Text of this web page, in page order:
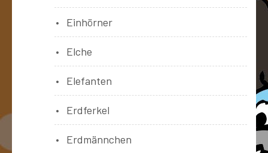
Einhörner
Elche
Elefanten
Erdferkel
Erdmännchen